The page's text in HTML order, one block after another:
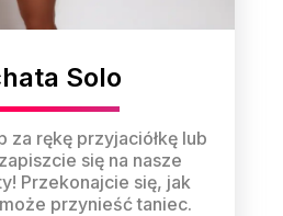
Solo
za rękę przyjaciółkę lub
się na nasze
Przekonajcie się, jak
przynieść taniec.